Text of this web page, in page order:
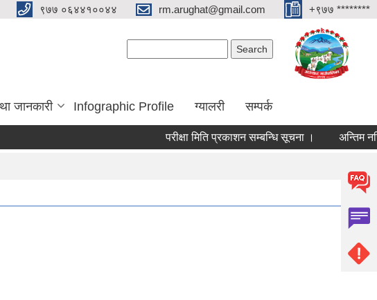
९७७ ०६४४१००४४ rm.arughat@gmail.com +९७७ ********
जानकारी Infographic Profile ग्यालरी सम्पर्क
परीक्षा मिति प्रकाशन सम्बन्धि सूचना । अन्तिम नजिता